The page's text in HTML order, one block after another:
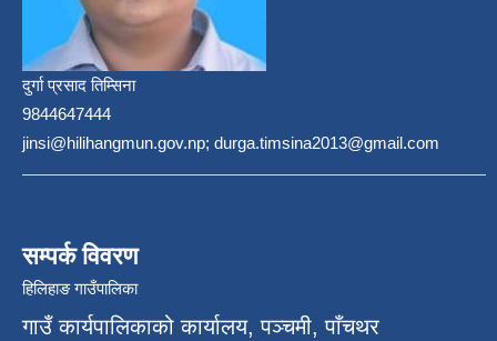
दुर्गा प्रसाद तिम्सिना
9844647444
jinsi@hilihangmun.gov.np; durga.timsina2013@gmail.com
सम्पर्क विवरण
हिलिहाङ गाउँपालिका
गाउँ कार्यपालिकाको कार्यालय, पञ्चमी, पाँचथर